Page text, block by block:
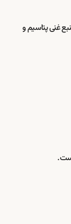
غنی پتاسیم و